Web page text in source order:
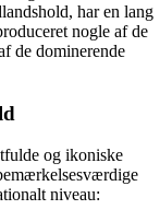
har en lang
nogle af de
de dominerende
og ikoniske
niveau: